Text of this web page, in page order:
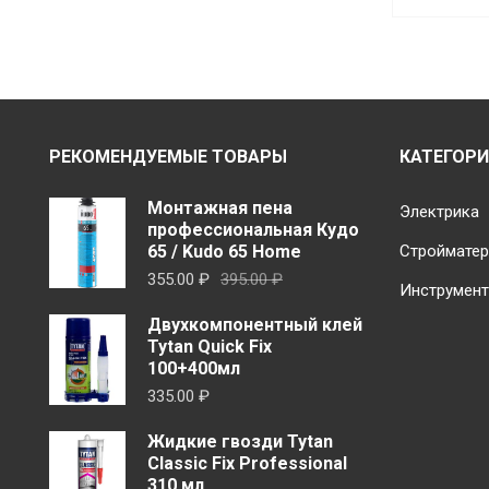
Опции
выбрать
странице
товара.
РЕКОМЕНДУЕМЫЕ ТОВАРЫ
Монтажная пена
профессиональная Кудо
65 / Kudo 65 Home
395.00₽Первоначальная
составляла
355.00 ₽
Текущая
355.00 ₽.
Двухкомпонентный клей
Tytan Quick Fix
100+400мл
335.00 ₽
Жидкие гвозди Tytan
Classic Fix Professional
310 мл
Электрика